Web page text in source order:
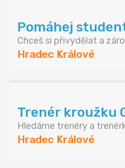
Pomáhej
Chceš si přivydělat a
Hradec Králové
Trenér kroužku
Hledáme trenéry a
Hradec Králové